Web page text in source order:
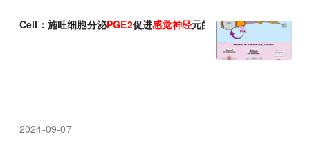
Cell：施旺细胞分泌PGE2促进感觉神经元的兴奋性
2024-09-07